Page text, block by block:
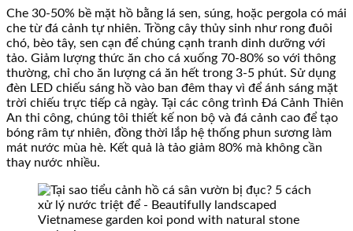
Che 30-50% bề mặt hồ bằng lá sen, súng, hoặc pergola có mái
che từ đá cảnh tự nhiên. Trồng cây thủy sinh như rong đuôi
chó, bèo tây, sen cạn để chúng cạnh tranh dinh dưỡng với
tảo. Giảm lượng thức ăn cho cá xuống 70-80% so với thông
thường, chỉ cho ăn lượng cá ăn hết trong 3-5 phút. Sử dụng
đèn LED chiếu sáng hồ vào ban đêm thay vì để ánh sáng mặt
trời chiếu trực tiếp cả ngày. Tại các công trình Đá Cảnh Thiên
An thi công, chúng tôi thiết kế non bộ và đá cảnh cao để tạo
bóng râm tự nhiên, đồng thời lắp hệ thống phun sương làm
mát nước mùa hè. Kết quả là tảo giảm 80% mà không cần
thay nước nhiều.